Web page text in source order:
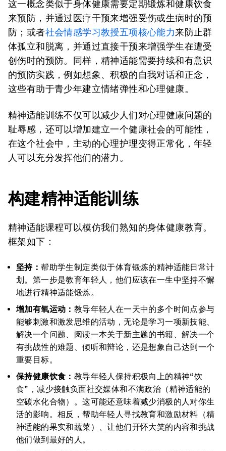
这一概念类似于身体健康需要定期锻炼和健康饮食
来预防，并通过医疗干预来增强受伤或生病时的预
防；或者社会情感学习教授五项核心能力来防止群
体孤立和脱离，并通过直接干预来增强学生在遭受
创伤时的预防。同样，精神适能需要持续和有意识
的预防实践，例如想象、积极的自我对话和正念，
这些有助于青少年建立情绪弹性和心理健康。
精神适能训练不仅可以减少人们对心理健康问题的
耻辱感，还可以增加建立一个健康社会的可能性，
在这个社会中，主动的心理护理变得正常化，年轻
人可以充分发挥他们的潜力。
构建精神适能训练
精神适能课程可以模仿我们熟知的身体健康教育。
框架如下：
坚持：帮助学生制定类似于体育锻炼的精神适能日常计
划。第一步是教育年轻人，他们应该在一生中坚持不懈
地进行精神适能锻炼。
增加有氧运动： 教导年轻人在一天中的多个时间点参与
能够刺激和激发思维的活动，无论是学习一项新技能、
解决一个问题、阅读一本关于新主题的书籍、解决一个
有挑战性的难题、倾听和辩论，还是想象自己达到一个
重要目标。
保持健康饮食： 教导年轻人保持积极向上的精神“饮
食”，减少接触负面社交媒体和不满政治（精神适能的
空碳水化合物）。这可能还意味着减少消极的人对你生
活的影响。相反，帮助年轻人寻找教育和激励材料（精
神适能的果实和蔬菜）、让他们开怀大笑的内容和挑战
他们做到最好的人。